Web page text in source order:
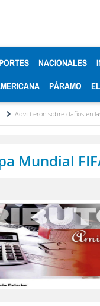
NACIONALES
PÁRAMO
sobre daños en las cosechas
Mundial